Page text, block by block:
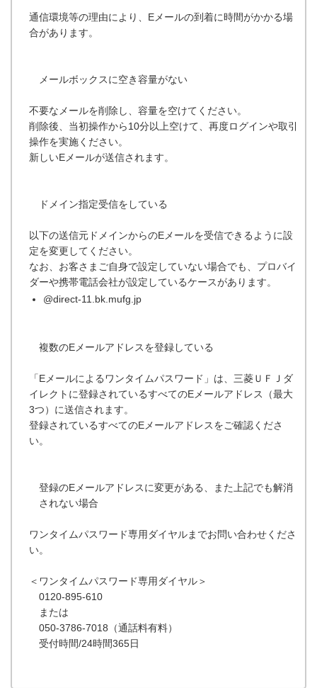
通信環境等の理由により、Eメールの到着に時間がかかる場
合があります。
メールボックスに空き容量がない
不要なメールを削除し、容量を空けてください。
削除後、当初操作から10分以上空けて、再度ログインや取引
操作を実施ください。
新しいEメールが送信されます。
ドメイン指定受信をしている
以下の送信元ドメインからのEメールを受信できるように設
定を変更してください。
なお、お客さまご自身で設定していない場合でも、プロバイ
ダーや携帯電話会社が設定しているケースがあります。
@direct-11.bk.mufg.jp
複数のEメールアドレスを登録している
「Eメールによるワンタイムパスワード」は、三菱ＵＦＪダ
イレクトに登録されているすべてのEメールアドレス（最大
3つ）に送信されます。
登録されているすべてのEメールアドレスをご確認くださ
い。
登録のEメールアドレスに変更がある、また上記でも解消
されない場合
ワンタイムパスワード専用ダイヤルまでお問い合わせくださ
い。
＜ワンタイムパスワード専用ダイヤル＞
0120-895-610
または
050-3786-7018（通話料有料）
受付時間/24時間365日